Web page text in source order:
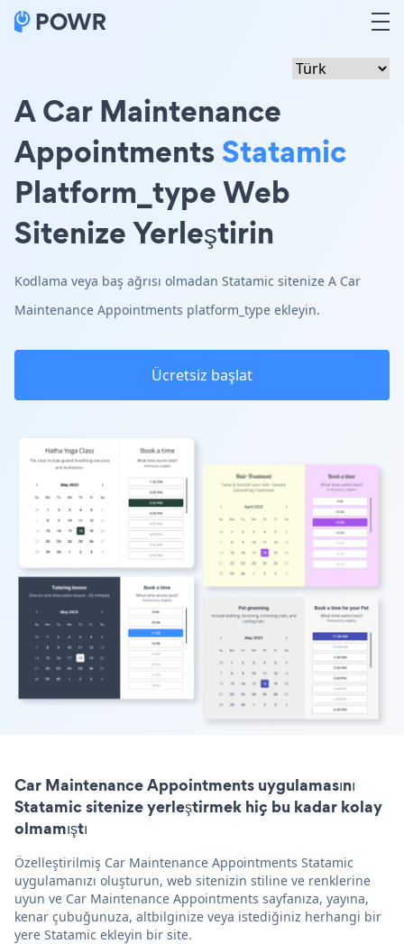
A Car Maintenance
AppointmentsStatamic
Platform_type Web
Sitenize Yerleştirin
Kodlama veya baş ağrısı olmadan Statamic sitenize A Car
Maintenance Appointments platform_type ekleyin.
Ücretsiz başlat
Car Maintenance Appointments uygulamasını
Statamic sitenize yerleştirmek hiç bu kadar kolay
olmamıştı
Özelleştirilmiş Car Maintenance Appointments Statamic
uygulamanızı oluşturun, web sitenizin stiline ve renklerine
uyun ve Car Maintenance Appointments sayfanıza, yayına,
kenar çubuğunuza, altbilginize veya istediğiniz herhangi bir
yere Statamic ekleyin bir site.